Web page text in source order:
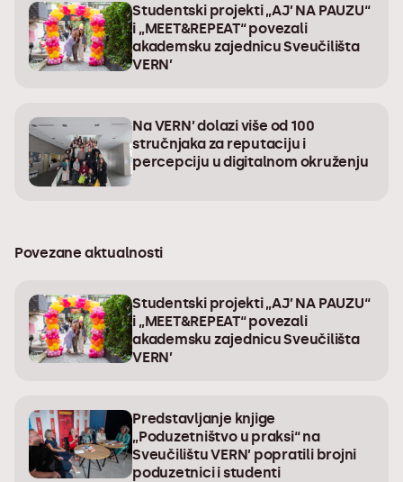
Studentski projekti „AJ’ NA PAUZU“
i „MEET&REPEAT“ povezali
akademsku zajednicu Sveučilišta
VERN’
Na VERN’ dolazi više od 100
stručnjaka za reputaciju i
percepciju u digitalnom okruženju
Povezane aktualnosti
Studentski projekti „AJ’ NA PAUZU“
i „MEET&REPEAT“ povezali
akademsku zajednicu Sveučilišta
VERN’
Predstavljanje knjige
„Poduzetništvo u praksi“ na
Sveučilištu VERN’ popratili brojni
poduzetnici i studenti